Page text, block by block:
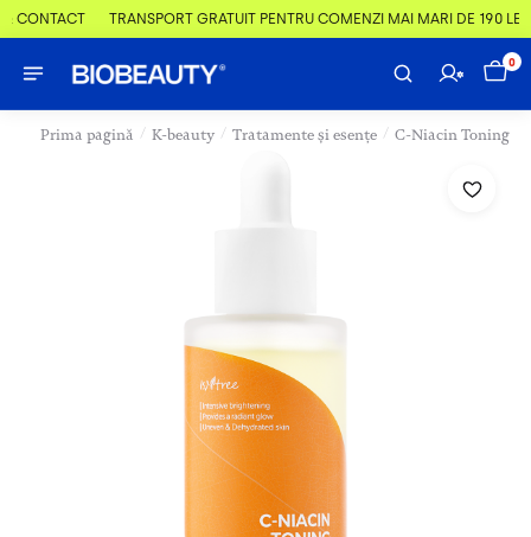
CONTACT TRANSPORT GRATUIT PENTRU COMENZI MAI MARI DE 190 LEI
0
Prima pagină / K-beauty / Tratamente și esențe / C-Niacin Toning